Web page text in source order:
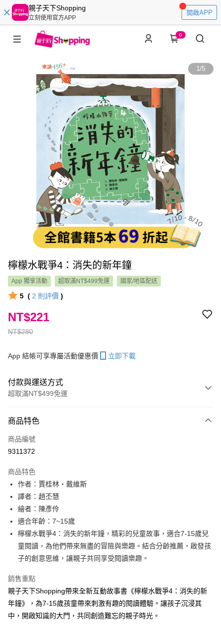
親子天下Shopping
立刻使用官方APP
開啟APP
0
1/5
檸檬水戰爭4：消失的新年鐘
App 獨享活動 超取滿NT$499免運 國家/地區配送
5 ( 2 則評價 )
NT$280
NT$221
App 結帳可享專屬活動優惠價 立即下載
付款與運送方式
超取滿NT$499免運
信用卡一次付款
LINE Pay
大哥付你分期
相關說明
【大哥付你分期使用說明】
1.本服務由台灣大哥大提供，台灣大哥大用戶可立即使用無須另外申請。
2.付款方式選擇「大哥付你分期」，訂單成立後會自動跳轉到大哥付的交易
流程，驗證手機門號後，選擇欲分期的期數、繳款截止日，確認付款後即完
3.實際核准額度、可分期數及費用金額請依後續交易確認頁面所載為準。
4.訂單成立30分鐘內，如未前往確認交易或遇審核未通過，訂單將自動取
法說明評估內容。
1.分期款項不併入電信帳單，「大哥付你分期」於每月結算日後寄送繳費提
醒簡訊。
2.透過簡訊連結打開帳單後，可選擇「超商條碼／台灣大直營門市／銀行轉
帳／街口支付／iPASS MONEY」等通路繳費。
AFTEE先享後付
相關說明
【關於「AFTEE先享後付」】
AFTEE先享後付是「在收到商品之後才付款」的支付方式。 讓您購物簡單
便利好安心！
１．簡單：不需註冊會員、不需綁卡、不需儲值。
３．安心：先確認商品／服務後，再付款。
１．於結帳方式選擇「AFTEE先享後付」後，將跳轉至「AFTEE先享後付」
結帳頁面，進行簡訊認證並確認金額後，即可完成結帳。
ATM付款
付款後全家取貨｜8/8-8/14運費優惠，結帳滿499即享免運。
每筆NT$70，滿NT$499(含以上)免運費
付款後7-11取貨
商品特色
商品編號
9311372
商品特色
作者：賈桂林‧戴維斯
譯者：趙丕慧
繪者：陳彥伶
適合年齡：7~15歲
檸檬水戰爭4：消失的新年鐘，精彩的兒童故事，適合7-15歲兒
童閱讀，為他們帶來無盡的冒險與樂趣。結合分齡推薦，啟發孩
子的創意思維，讓親子共同享受閱讀樂趣。
銷售重點
親子天下Shopping帶來全新互動故事書《檸檬水戰爭4：消失的新
年鐘》，為7-15歲孩童帶來刺激有趣的閱讀體驗。讓孩子沉浸其
中，開啟知識的大門，共同創造難忘的親子時光。